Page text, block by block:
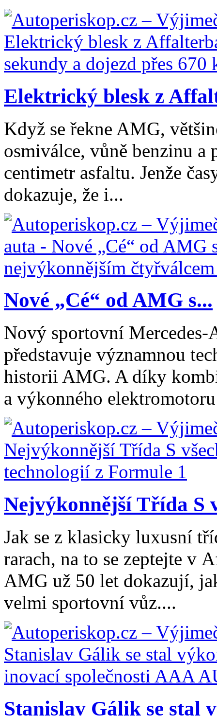
Elektrický blesk z
Když se řekne AMG,
osmiválce, vůně benzinu
centimetr asfaltu. Jenže
dokazuje, že i...
Nové „Cé“ od AMG s...
Nový sportovní
představuje významnou
historii AMG. A díky
a výkonného
Nejvýkonnější Třída S
Jak se z klasicky luxusní
rarach, na to se zeptejte v
AMG už 50 let dokazují,
velmi sportovní vůz....
Stanislav Gálik se stal